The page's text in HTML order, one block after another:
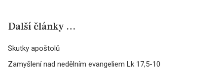
Další články …
Skutky apoštolů
Zamyšlení nad nedělním evangeliem Lk 17,5-10